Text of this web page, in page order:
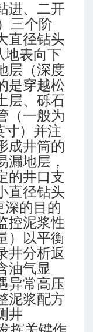
进、二开
三个阶
直径钻头
地表向下
层（深度
是穿越松
层、砾石
（一般为
寸）并注
成井筒的
漏地层，
的井口支
直径钻头
深的目的
控泥浆性
）以平衡
井分析返
油气显
异常高压
泥浆配方
井